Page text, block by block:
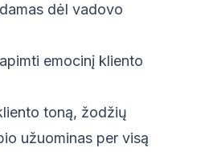
dėl vadovo
emocinį kliento
toną, žodžių
užuominas per visą